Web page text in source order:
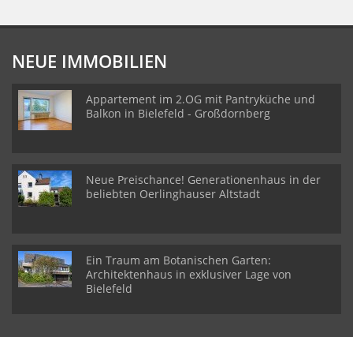
NEUE IMMOBILIEN
Appartement im 2.OG mit Pantryküche und
Balkon in Bielefeld - Großdornberg
Neue Preischance! Generationenhaus in der
beliebten Oerlinghauser Altstadt
Ein Traum am Botanischen Garten:
Architektenhaus in exklusiver Lage von
Bielefeld